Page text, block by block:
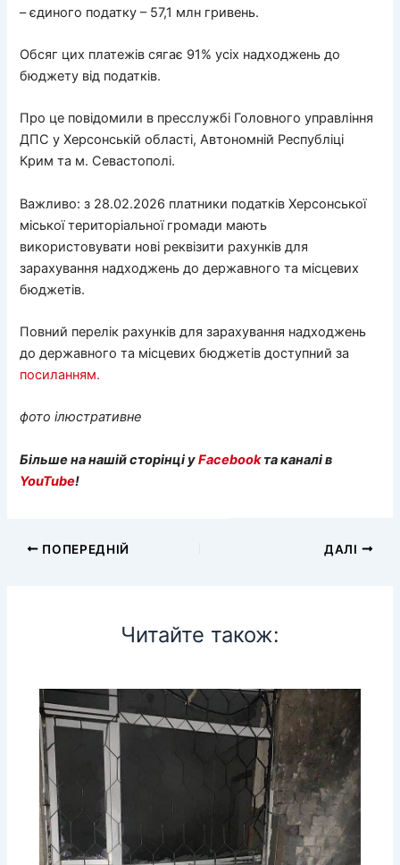
– єдиного податку – 57,1 млн гривень.
Обсяг цих платежів сягає 91% усіх надходжень до
бюджету від податків.
Про це повідомили в пресслужбі Головного управління
ДПС у Херсонській області, Автономній Республіці
Крим та м. Севастополі.
Важливо: з 28.02.2026 платники податків Херсонської
міської територіальної громади мають
використовувати нові реквізити рахунків для
зарахування надходжень до державного та місцевих
бюджетів.
Повний перелік рахунків для зарахування надходжень
до державного та місцевих бюджетів доступний за
посиланням.
фото ілюстративне
Більше на нашій сторінці уFacebookта каналі в
YouTube!
ПОПЕРЕДНІЙ ДАЛІ
Читайте також: